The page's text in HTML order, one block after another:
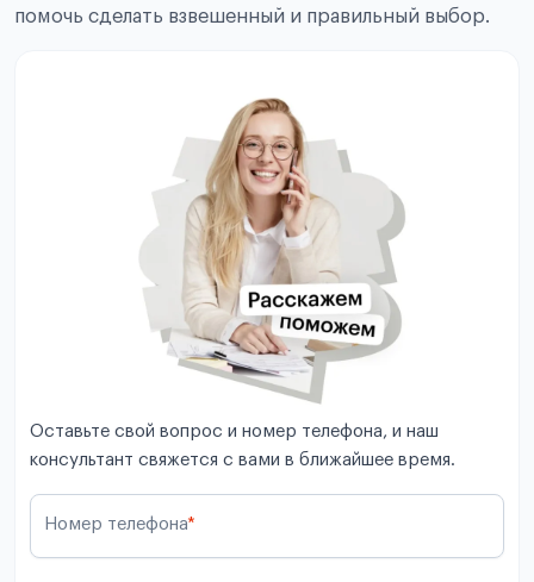
помочь сделать взвешенный и правильный выбор.
Оставьте свой вопрос и номер телефона, и наш
консультант свяжется с вами в ближайшее время.
Номер телефона*